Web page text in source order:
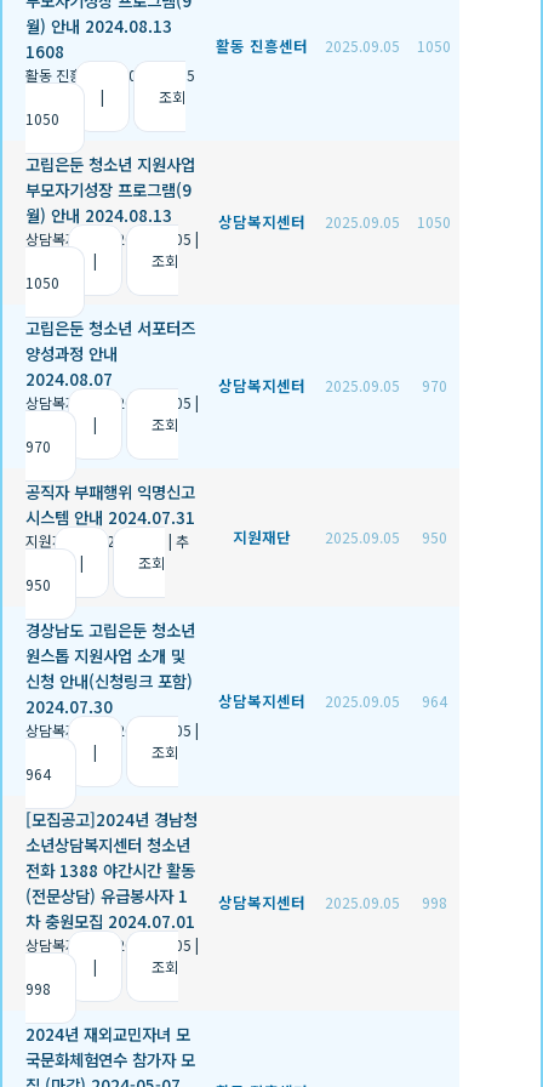
월) 안내 2024.08.13
1608
활동 진흥센터
2025.09.05
|
조회
1050
활동 진흥센터 2025.09.05 1050
고립은둔 청소년 지원사업
부모자기성장 프로그램(9
월) 안내 2024.08.13
상담복지센터 2025.09.05 |
|
조회
1050
상담복지센터 2025.09.05 1050
고립은둔 청소년 서포터즈
양성과정 안내
2024.08.07
상담복지센터 2025.09.05 |
|
조회
970
상담복지센터 2025.09.05 970
공직자 부패행위 익명신고
시스템 안내 2024.07.31
지원재단 2025.09.05 | 추
|
조회
950
지원재단 2025.09.05 950
경상남도 고립은둔 청소년
원스톱 지원사업 소개 및
신청 안내(신청링크 포함)
2024.07.30
상담복지센터 2025.09.05 |
|
조회
964
상담복지센터 2025.09.05 964
[모집공고]2024년 경남청
소년상담복지센터 청소년
전화 1388 야간시간 활동
(전문상담) 유급봉사자 1
차 충원모집 2024.07.01
상담복지센터 2025.09.05 |
|
조회
998
상담복지센터 2025.09.05 998
2024년 재외교민자녀 모
국문화체험연수 참가자 모